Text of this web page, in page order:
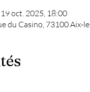
oct. 2025, 18:00
du Casino, 73100 Aix-